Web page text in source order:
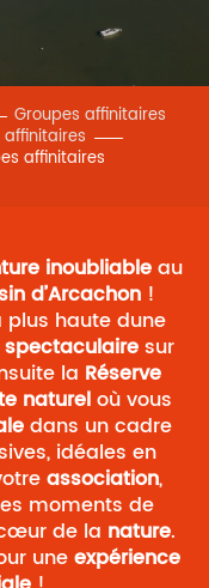
Groupes affinitaires
affinitaires
inoubliableau
d’Arcachon!
plus haute dune
spectaculairesur
la Réserve
natureloù vous
dans un cadre
idéales en
association,
moments de
de la nature.
uneexpérience